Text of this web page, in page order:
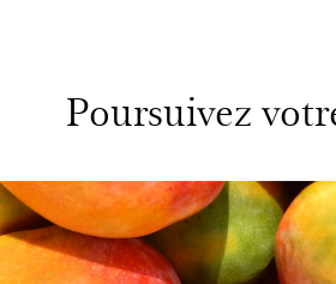
Poursuivez